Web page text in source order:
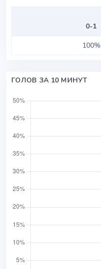
0-1
100%
ГОЛОВ ЗА 10 МИНУТ